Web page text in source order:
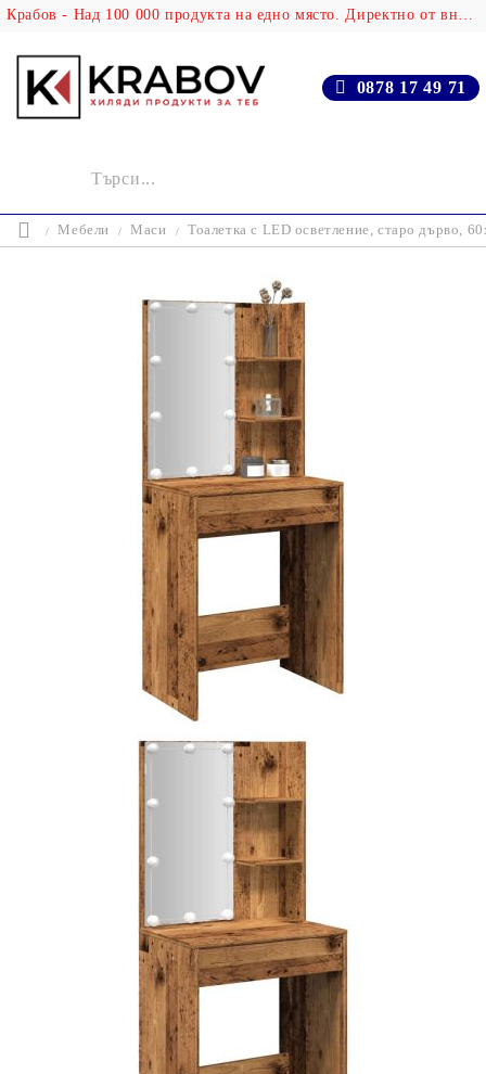
Крабов - Над 100 000 продукта на едно място. Директно от вносителя!
0878 17 49 71
Мебели Маси Тоалетка с LED осветление, старо дърво,